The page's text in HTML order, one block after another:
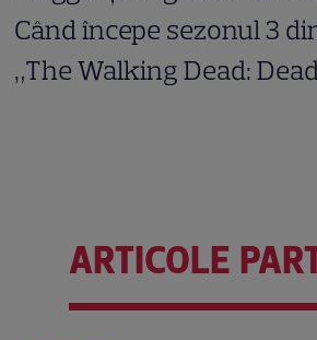
Când începe sezonul 3
„The Walking Dead:
ARTICOLE